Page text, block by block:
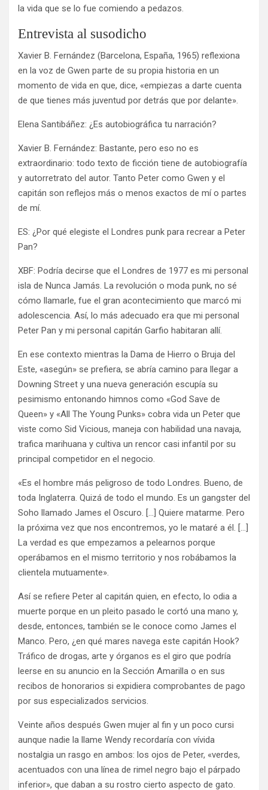
la vida que se lo fue comiendo a pedazos.
Entrevista al susodicho
Xavier B. Fernández (Barcelona, España, 1965) reflexiona
en la voz de Gwen parte de su propia historia en un
momento de vida en que, dice, «empiezas a darte cuenta
de que tienes más juventud por detrás que por delante».
Elena Santibáñez: ¿Es autobiográfica tu narración?
Xavier B. Fernández: Bastante, pero eso no es
extraordinario: todo texto de ficción tiene de autobiografía
y autorretrato del autor. Tanto Peter como Gwen y el
capitán son reflejos más o menos exactos de mí o partes
de mí.
ES: ¿Por qué elegiste el Londres punk para recrear a Peter
Pan?
XBF: Podría decirse que el Londres de 1977 es mi personal
isla de Nunca Jamás. La revolución o moda punk, no sé
cómo llamarle, fue el gran acontecimiento que marcó mi
adolescencia. Así, lo más adecuado era que mi personal
Peter Pan y mi personal capitán Garfio habitaran allí.
En ese contexto mientras la Dama de Hierro o Bruja del
Este, «asegún» se prefiera, se abría camino para llegar a
Downing Street y una nueva generación escupía su
pesimismo entonando himnos como «God Save de
Queen» y «All The Young Punks» cobra vida un Peter que
viste como Sid Vicious, maneja con habilidad una navaja,
trafica marihuana y cultiva un rencor casi infantil por su
principal competidor en el negocio.
«Es el hombre más peligroso de todo Londres. Bueno, de
toda Inglaterra. Quizá de todo el mundo. Es un gangster del
Soho llamado James el Oscuro. […] Quiere matarme. Pero
la próxima vez que nos encontremos, yo le mataré a él. […]
La verdad es que empezamos a pelearnos porque
operábamos en el mismo territorio y nos robábamos la
clientela mutuamente».
Así se refiere Peter al capitán quien, en efecto, lo odia a
muerte porque en un pleito pasado le cortó una mano y,
desde, entonces, también se le conoce como James el
Manco. Pero, ¿en qué mares navega este capitán Hook?
Tráfico de drogas, arte y órganos es el giro que podría
leerse en su anuncio en la Sección Amarilla o en sus
recibos de honorarios si expidiera comprobantes de pago
por sus especializados servicios.
Veinte años después Gwen mujer al fin y un poco cursi
aunque nadie la llame Wendy recordaría con vívida
nostalgia un rasgo en ambos: los ojos de Peter, «verdes,
acentuados con una línea de rimel negro bajo el párpado
inferior», que daban a su rostro cierto aspecto de gato.